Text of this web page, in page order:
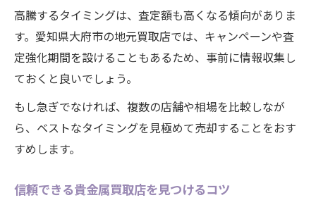
高騰するタイミングは、査定額も高くなる傾向がありま
す。愛知県大府市の地元買取店では、キャンペーンや査
定強化期間を設けることもあるため、事前に情報収集し
ておくと良いでしょう。
もし急ぎでなければ、複数の店舗や相場を比較しなが
ら、ベストなタイミングを見極めて売却することをおす
すめします。
信頼できる貴金属買取店を見つけるコツ